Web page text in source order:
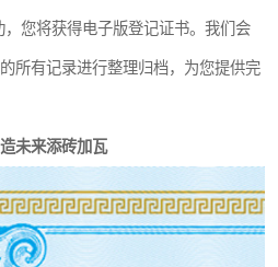
，您将获得电子版登记证书。我们会
所有记录进行整理归档，为您提供完
未来添砖加瓦